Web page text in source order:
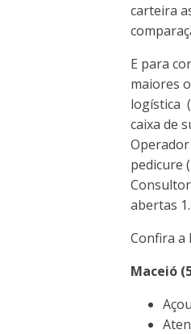
carteira
E para
maiores
logística
caixa de
pedicure
abertas
Confira a
Maceió